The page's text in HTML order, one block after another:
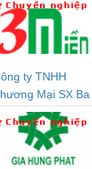
An Toàn
Contact
PC20-1NO-
24DC-SP -
ty TNHH
Mại SX Ba